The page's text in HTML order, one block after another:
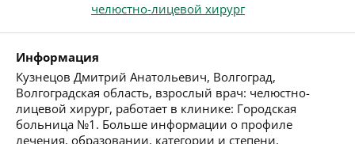
челюстно-лицевой хирург
Информация
Кузнецов Дмитрий Анатольевич, Волгоград,
Волгоградская область, взрослый врач: челюстно-
лицевой хирург, работает в клинике: Городская
больница №1. Больше информации о профиле
лечения, образовании, категории и степени,